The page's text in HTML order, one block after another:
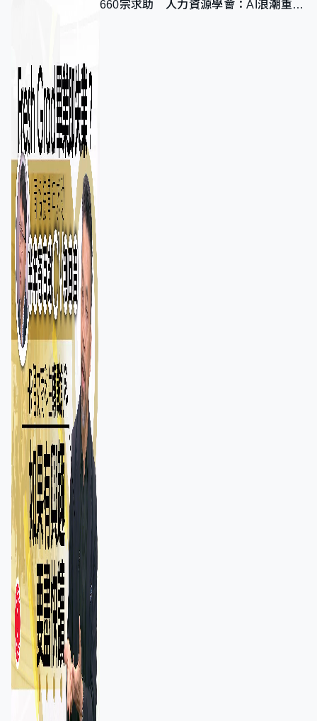
660宗求助 人力資源學會：AI浪潮重整